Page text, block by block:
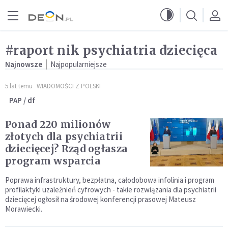
#raport nik psychiatria dziecięca
Najnowsze Najpopularniejsze
5 lat temu WIADOMOŚCI Z POLSKI
PAP / df
Ponad 220 milionów
złotych dla psychiatrii
dziecięcej? Rząd ogłasza
program wsparcia
Poprawa infrastruktury, bezpłatna, całodobowa infolinia i program
profilaktyki uzależnień cyfrowych - takie rozwiązania dla psychiatrii
dziecięcej ogłosił na środowej konferencji prasowej Mateusz
Morawiecki.